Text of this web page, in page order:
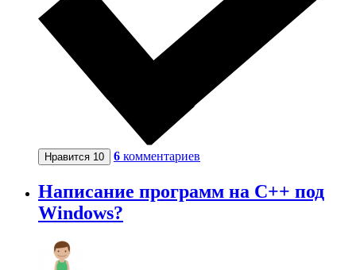
Нравится 10 6 комментариев
Написание программ на С++ под
Windows?